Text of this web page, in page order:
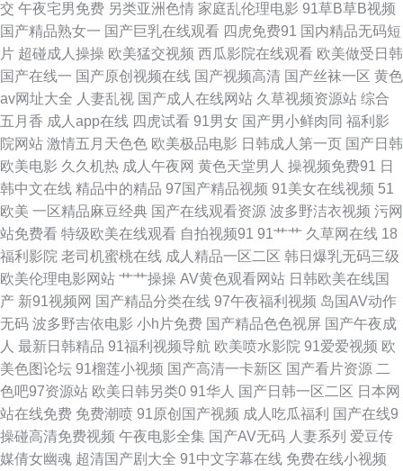
大全 肏屄大香蕉 人网站 91最新在 欧美丰满少妇久久无码精品 中文字幕永久
在线 九九欧美变 亚洲欧美综合在线一区 国产区成人精品视频 丝袜人妻中文
字幕 国产精品久久久久久99人妻精品 午夜AV导航在线 国产国产毛卡片 天堂
va 电影频道 日本动作片 97动漫网 麻豆99入口 亚洲日本中文字幕天 日韩三
级欧美三级 超碰人妻人人 欧美午夜私人成年影院 91成人福利 另类综合图片
一区二区中 国产自拍色图 天堂中文字幕 国产二区不卡视频 日韩在线精品视
频播放 成人亚洲欧美日韩 日韩欧美aⅴ 成人性交生活影视 日本精品大乳一区
二区 99国产精品免费 欧美一区二区三区 91夫妻交友视频 巨人精品福利官方
导航 亚洲中文字幕资源视频 国产一区二 午夜福利国产视频 高清女同学 思思
久热 成全在线观看免费完整大全 人人色人人乐人人 福利姬社区导航 午夜福
利mm1 免费电影电视剧 成年人黄 日本一道免费一二区 超碰卧艹 秋霞影院免
交 午夜宅男免费 另类亚洲色情 家庭乱伦理电影 91草B草B视频
国产精品熟女一 国产巨乳在线观看 四虎免费91 国内精品无码短
片 超碰成人操操 欧美猛交视频 西瓜影院在线观看 欧美做受日韩
国产在线一 国产原创视频在线 国产视频高清 国产丝袜一区 黄色
av网址大全 人妻乱视 国产成人在线网站 久草视频资源站 综合
五月香 成人app在线 四虎试看 91男女 国产男小鲜肉同 福利影
院网站 激情五月天色色 欧美极品电影 日韩成人第一页 国产日韩
欧美电影 久久机热 成人午夜网 黄色天堂男人 操视频免费91 日
韩中文在线 精品中的精品 97国产精品视频 91美女在线视频 51
欧美 一区精品麻豆经典 国产在线观看资源 波多野洁衣视频 污网
站免费看 特级欧美在线观看 自拍视频91 91艹艹 久草网在线 18
福利影院 老司机蜜桃在线 成人精品一区二区 韩日爆乳无码三级
欧美伦理电影网站 艹艹操操 AV黄色观看网站 日韩欧美在线国
产 新91视频网 国产精品分类在线 97午夜福利视频 岛国AV动作
无码 波多野吉依电影 小h片免费 国产精品色色视屏 国产午夜成
人 最新日韩精品 91福利视频导航 欧美喷水影院 91爱爱视频 欧
美色图论坛 91榴莲小视频 国产高清一卡新区 国产看片资源 二
色吧97资源站 欧美日韩另类0 91华人 国产日韩一区二区 日本网
站在线免费 免费潮喷 91原创国产视频 成人吃瓜福利 国产在线9
操碰高清免费视频 午夜电影全集 国产AV无码 人妻系列 爱豆传
媒倩女幽魂 超清国产剧大全 91中文字幕在线 免费在线小视频